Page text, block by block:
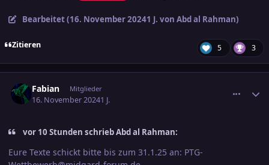
Bearbeitet (16. November 20241 J. von Abd al Rahman)
Zitieren 5 3
Fabian Mitglieder
16. November 20241 J.
vor 10 Stunden schrieb Abd al Rahman:
Eure Texte schickt bitte bis zum 31.1.25 an: PTG-